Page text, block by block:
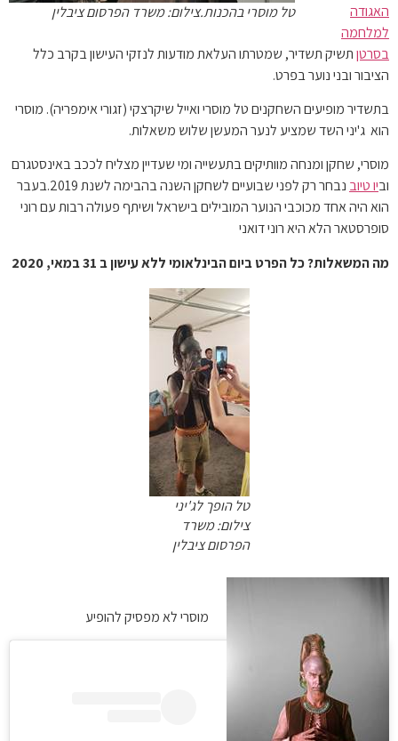
טל מוסרי בהכנות.צילום: משרד הפרסום ציבלין
האגודה
למלחמה
בסרטןתשיק תשדיר, שמטרתו העלאת מודעות לנזקי העישון בקרב כלל
הציבור ובני נוער בפרט.
בתשדיר מופיעים השחקנים טל מוסרי ואייל שיקרצקי (זגורי אימפריה). מוסרי
הוא ג'יני השד שמציע לנער המעשן שלוש משאלות.
מוסרי, שחקן ומנחה מוותיקים בתעשייה ומי שעדיין מצליח לככב באינסטגרם
וביו טיוב
נבחר רק לפני שבועיים לשחקן השנה בהבימה לשנת 2019.בעבר
הוא היה אחד מכוכבי הנוער המובילים בישראל ושיתף פעולה רבות עם רוני
סופרסטאר הלא היא רוני דואני
מה המשאלות? כל הפרטביום הבינלאומי ללא עישון ב 31 במאי, 2020
טל הופך לג'יני
צילום: משרד
הפרסום ציבלין
מוסרי לא מפסיק להופיע